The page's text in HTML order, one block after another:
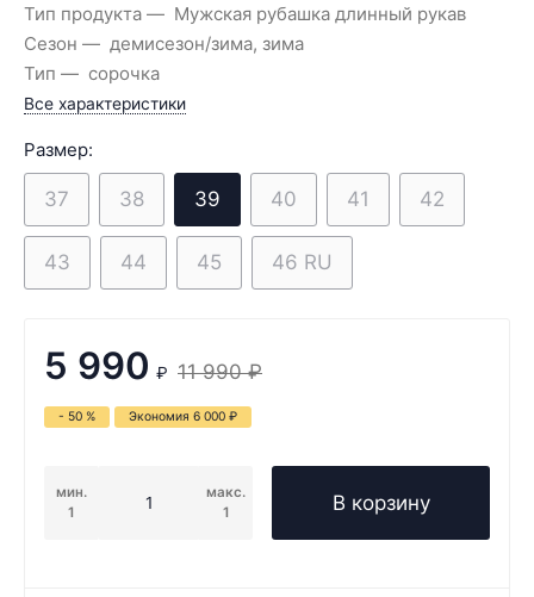
Тип продукта
Мужская рубашка длинный рукав
Сезон
демисезон/зима, зима
Тип
сорочка
Все характеристики
Размер:
37 38 39 40 41 42
43 44 45 46 RU
5 990 ₽ 11 990 ₽
- 50 % Экономия 6 000 ₽
мин.
1
макс.
1
В корзину